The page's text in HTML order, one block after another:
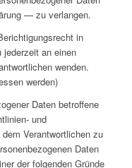
— zu verlangen.
in
an einen
wenden.
werden)
Daten betroffene
und
Verantwortlichen zu
Daten
der folgenden Gründe